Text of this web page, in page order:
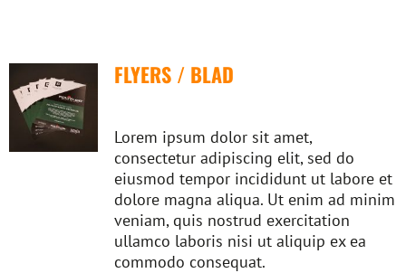
FLYERS / BLAD
Lorem ipsum dolor sit amet,
consectetur adipiscing elit, sed do
eiusmod tempor incididunt ut labore et
dolore magna aliqua. Ut enim ad minim
veniam, quis nostrud exercitation
ullamco laboris nisi ut aliquip ex ea
commodo consequat.